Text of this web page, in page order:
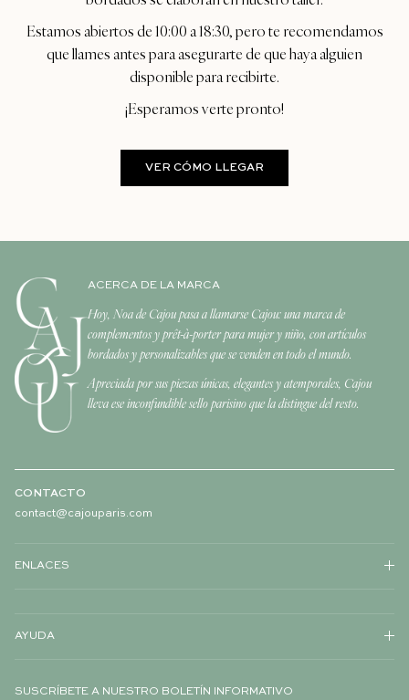
Estamos abiertos de 10:00 a 18:30, pero te recomendamos
que llames antes para asegurarte de que haya alguien
disponible para recibirte.
¡Esperamos verte pronto!
VER CÓMO LLEGAR
ACERCA DE LA MARCA
Hoy, Noa de Cajou pasa a llamarse Cajou: una marca de
complementos y prêt-à-porter para mujer y niño, con artículos
bordados y personalizables que se venden en todo el mundo.
Apreciada por sus piezas únicas, elegantes y atemporales, Cajou
lleva ese inconfundible sello parisino que la distingue del resto.
CONTACTO
contact@cajouparis.com
ENLACES
AYUDA
SUSCRÍBETE A NUESTRO BOLETÍN INFORMATIVO